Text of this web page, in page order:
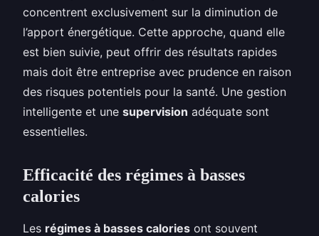
concentrent exclusivement sur la diminution de
l’apport énergétique. Cette approche, quand elle
est bien suivie, peut offrir des résultats rapides
mais doit être entreprise avec prudence en raison
des risques potentiels pour la santé. Une gestion
intelligente et une supervision adéquate sont
essentielles.
Efficacité des régimes à basses
calories
Les régimes à basses calories ont souvent